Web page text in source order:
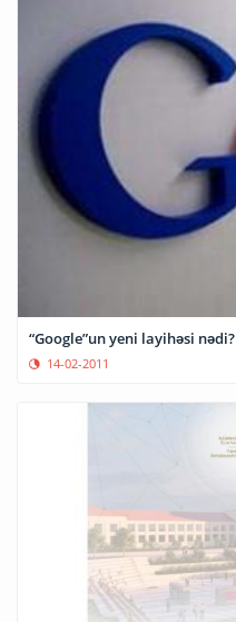
“Google”un yeni layihəsi nədi?
14-02-2011